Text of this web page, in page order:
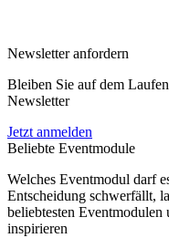
Newsletter anfordern
Bleiben Sie auf dem
Newsletter
Jetzt anmelden
Beliebte Eventmodule
Welches Eventmodul darf
Entscheidung schwerfällt,
beliebtesten Eventmodulen
inspirieren